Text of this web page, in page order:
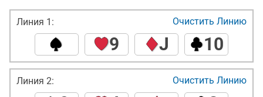
Линия 1:
9 J 10
Очистить Линию
Линия 2: Очистить Линию